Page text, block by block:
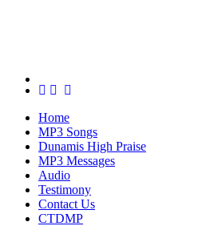
Home
MP3 Songs
Dunamis High Praise
MP3 Messages
Audio
Testimony
Contact Us
CTDMP